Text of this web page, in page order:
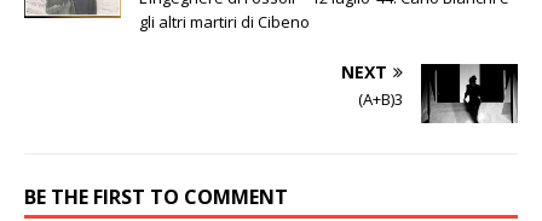
gli altri martiri di Cibeno
NEXT
(A+B)3
BE THE FIRST TO COMMENT